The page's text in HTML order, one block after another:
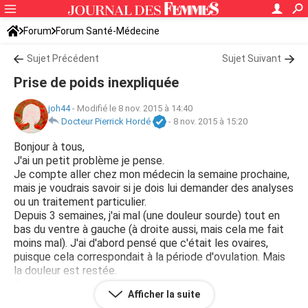
Forum Forum Santé-Médecine
Symptômes et maladies courantes
Sujet Précédent Sujet Suivant
Prise de poids inexpliquée
joh44- Modifié le 8 nov. 2015 à 14:40
Docteur Pierrick Hordé
- 8 nov. 2015 à 15:20
Bonjour à tous,
J'ai un petit problème je pense.
Je compte aller chez mon médecin la semaine prochaine,
mais je voudrais savoir si je dois lui demander des analyses
ou un traitement particulier.
Depuis 3 semaines, j'ai mal (une douleur sourde) tout en
bas du ventre à gauche (à droite aussi, mais cela me fait
moins mal). J'ai d'abord pensé que c'était les ovaires,
puisque cela correspondait à la période d'ovulation. Mais
la douleur est restée.
- une prise poids inexpliquée, je mange pareil, je n'ai rien
Afficher la suite